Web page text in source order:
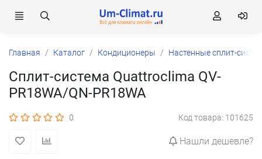
Главная Каталог Кондиционеры Настенные сплит-
Сплит-система Quattroclima QV-
PR18WA/QN-PR18WA
0 Код товара: 101625
Нашли дешевле?